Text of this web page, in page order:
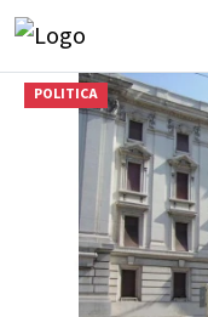
POLITICA